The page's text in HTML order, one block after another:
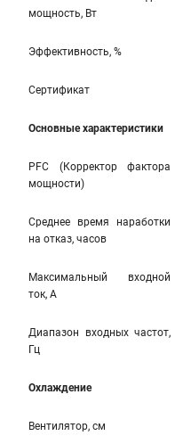
мощность, Вт
Эффективность, %
Сертификат
Основные характеристики
PFC (Корректор фактора
мощности)
Среднее время наработки
на отказ, часов
Максимальный входной
ток, А
Диапазон входных частот,
Гц
Охлаждение
Вентилятор, см